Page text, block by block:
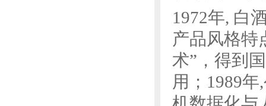
1972年, 白
产品风格特
术”，得到
用；1989